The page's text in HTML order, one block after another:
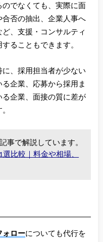
でなくても、実際に面
否の抽出、企業人事へ
、支援・コンサルティ
ることもできます。
、採用担当者が少ない
企業、応募から採用ま
企業、面接の質に差が
事で解説しています。
比較｜料金や相場、
ォローについても代行を